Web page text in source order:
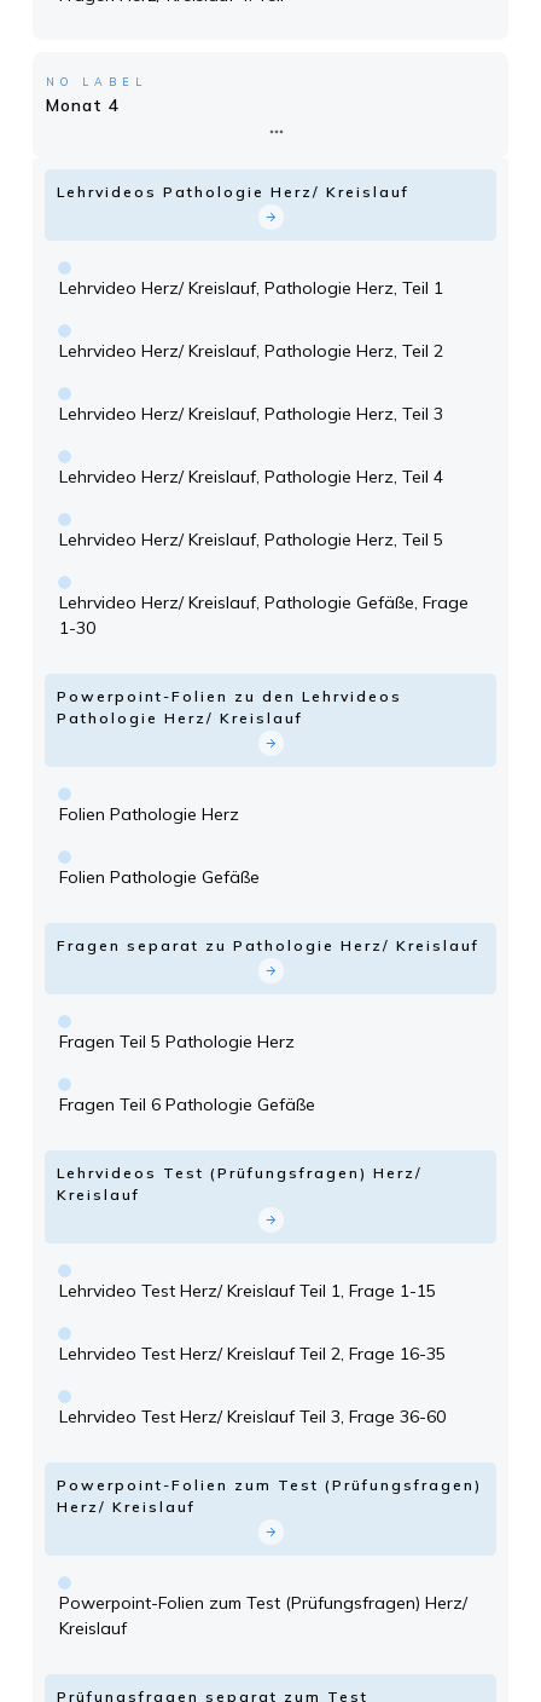
NO LABEL
Monat 4
Lehrvideos Pathologie Herz/ Kreislauf
Lehrvideo Herz/ Kreislauf, Pathologie Herz, Teil 1
Lehrvideo Herz/ Kreislauf, Pathologie Herz, Teil 2
Lehrvideo Herz/ Kreislauf, Pathologie Herz, Teil 3
Lehrvideo Herz/ Kreislauf, Pathologie Herz, Teil 4
Lehrvideo Herz/ Kreislauf, Pathologie Herz, Teil 5
Lehrvideo Herz/ Kreislauf, Pathologie Gefäße, Frage
1-30
Powerpoint-Folien zu den Lehrvideos
Pathologie Herz/ Kreislauf
Folien Pathologie Herz
Folien Pathologie Gefäße
Fragen separat zu Pathologie Herz/ Kreislauf
Fragen Teil 5 Pathologie Herz
Fragen Teil 6 Pathologie Gefäße
Lehrvideos Test (Prüfungsfragen) Herz/
Kreislauf
Lehrvideo Test Herz/ Kreislauf Teil 1, Frage 1-15
Lehrvideo Test Herz/ Kreislauf Teil 2, Frage 16-35
Lehrvideo Test Herz/ Kreislauf Teil 3, Frage 36-60
Powerpoint-Folien zum Test (Prüfungsfragen)
Herz/ Kreislauf
Powerpoint-Folien zum Test (Prüfungsfragen) Herz/
Kreislauf
Prüfungsfragen separat zum Test